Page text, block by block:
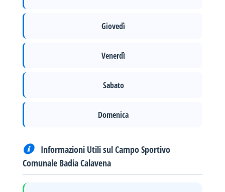
Giovedì
Venerdì
Sabato
Domenica
Informazioni Utili sul Campo Sportivo
Comunale Badia Calavena